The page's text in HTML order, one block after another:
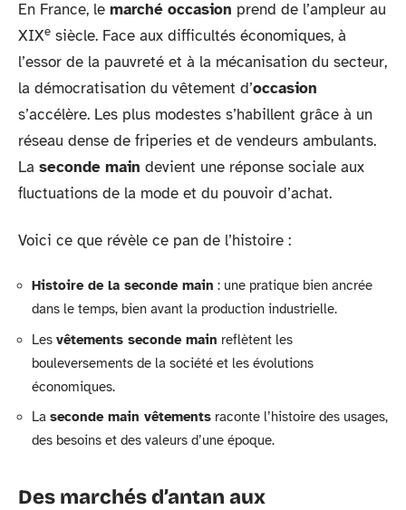
En France, le marché occasion prend de l’ampleur au
XIXe siècle. Face aux difficultés économiques, à
l’essor de la pauvreté et à la mécanisation du secteur,
la démocratisation du vêtement d’occasion
s’accélère. Les plus modestes s’habillent grâce à un
réseau dense de friperies et de vendeurs ambulants.
La seconde main devient une réponse sociale aux
fluctuations de la mode et du pouvoir d’achat.
Voici ce que révèle ce pan de l’histoire :
Histoire de la seconde main : une pratique bien ancrée
dans le temps, bien avant la production industrielle.
Les vêtements seconde main reflètent les
bouleversements de la société et les évolutions
économiques.
La seconde main vêtements raconte l’histoire des usages,
des besoins et des valeurs d’une époque.
Des marchés d’antan aux